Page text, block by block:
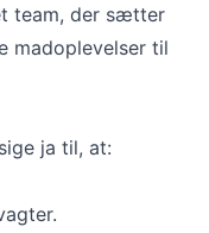
team, der sætter
madoplevelser til
ja til, at: